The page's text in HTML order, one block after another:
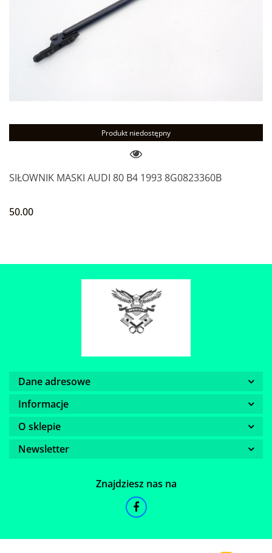
Produkt niedostępny
SIŁOWNIK MASKI AUDI 80 B4 1993 8G0823360B
50.00
Dane adresowe
Informacje
O sklepie
Newsletter
Znajdziesz nas na